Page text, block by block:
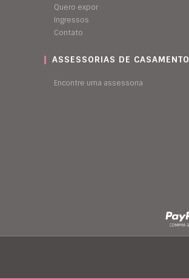
Quero expor
Ingressos
Contato
ASSESSORIAS DE CASAMENTO
Encontre uma assessoria